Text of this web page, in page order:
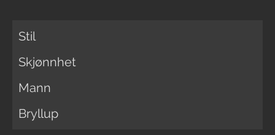
Stil
Skjønnhet
Mann
Bryllup